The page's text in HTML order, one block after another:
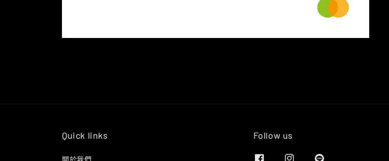
Quick links
關於我們
Follow us